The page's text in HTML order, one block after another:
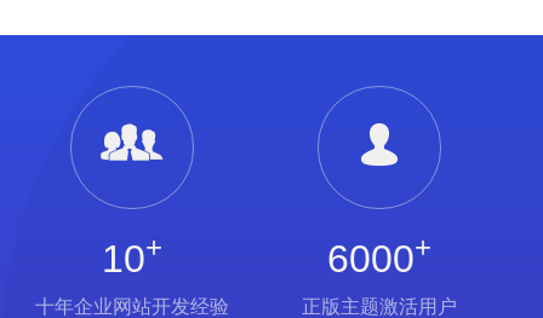
10+
十年企业网站开发经验
6000+
正版主题激活用户